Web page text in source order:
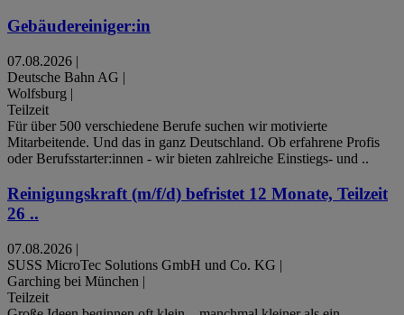
Gebäudereiniger:in
07.08.2026 |
Deutsche Bahn AG |
Wolfsburg |
Teilzeit
Für über 500 verschiedene Berufe suchen wir motivierte
Mitarbeitende. Und das in ganz Deutschland. Ob erfahrene Profis
oder Berufsstarter:innen - wir bieten zahlreiche Einstiegs- und ..
Reinigungskraft (m/f/d) befristet 12 Monate, Teilzeit
26 ..
07.08.2026 |
SUSS MicroTec Solutions GmbH und Co. KG |
Garching bei München |
Teilzeit